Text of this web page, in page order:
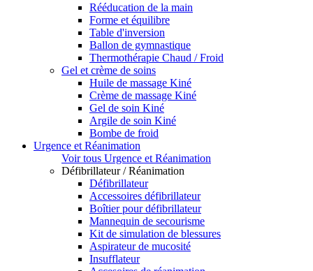
Rééducation de la main
Forme et équilibre
Table d'inversion
Ballon de gymnastique
Thermothérapie Chaud / Froid
Gel et crème de soins
Huile de massage Kiné
Crème de massage Kiné
Gel de soin Kiné
Argile de soin Kiné
Bombe de froid
Urgence et Réanimation
Voir tous Urgence et Réanimation
Défibrillateur / Réanimation
Défibrillateur
Accessoires défibrillateur
Boîtier pour défibrillateur
Mannequin de secourisme
Kit de simulation de blessures
Aspirateur de mucosité
Insufflateur